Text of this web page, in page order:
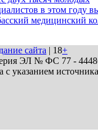
в этом году
медицинский
сайта | 18+
ЭЛ № ФС 77 - 44486
с указанием